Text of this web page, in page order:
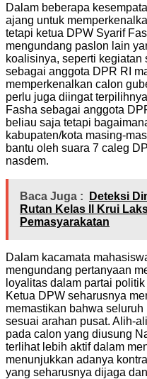
Dalam beberapa
ajang untuk
tetapi ketua DPW Syarif
mengundang paslon lain
koalisinya, seperti
sebagai anggota DPR RI
memperkenalkan calon
perlu juga diingat
Fasha sebagai anggota
beliau saja tetapi
kabupaten/kota masing-
bantu oleh suara 7 caleg
nasdem.
Baca Juga :
Deteksi
Rutan Kelas ll Krui
Pemasyarakatan
Dalam kacamata
mengundang pertanyaan
loyalitas dalam partai
Ketua DPW seharusnya
memastikan bahwa
sesuai arahan pusat. Alih-
pada calon yang diusung
terlihat lebih aktif dalam
menunjukkan adanya
yang seharusnya dijaga